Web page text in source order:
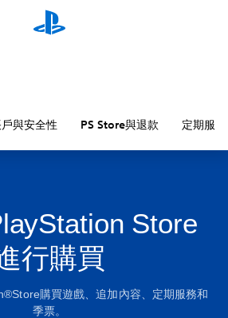
與安全性 PS Store與退款 定期服務
Store
行購買
購買遊戲、追加內容、定期服務和
季票。